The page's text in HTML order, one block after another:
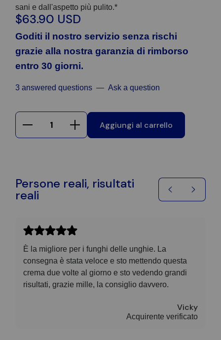
sani e dall'aspetto più pulito.*
$63.90 USD
Goditi il nostro servizio senza rischi
grazie alla nostra garanzia di rimborso
entro 30 giorni.
3 answered questions — Ask a question
Aggiungi al carrello
Persone reali, risultati
reali
È la migliore per i funghi delle unghie. La
consegna è stata veloce e sto mettendo questa
crema due volte al giorno e sto vedendo grandi
risultati, grazie mille, la consiglio davvero.
Vicky
Acquirente verificato